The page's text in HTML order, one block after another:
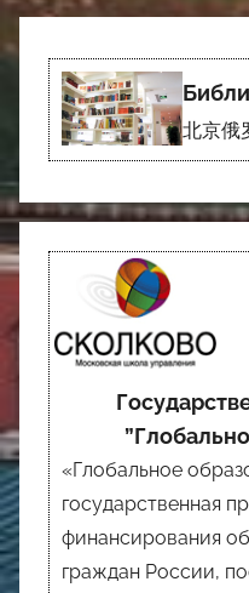
北京俄
«Глобальное
государственная
финансирования
граждан России,